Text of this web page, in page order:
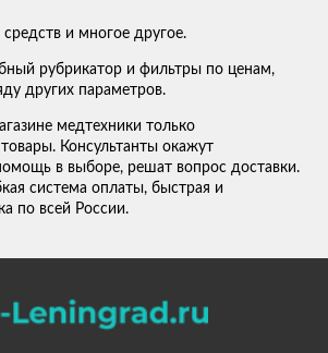
средств и многое другое.
рубрикатор и фильтры по ценам,
других параметров.
медтехники только
Консультанты окажут
в выборе, решат вопрос доставки.
система оплаты, быстрая и
по всей России.